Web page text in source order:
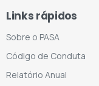
Links rápidos
Sobre o PASA
Código de Conduta
Relatório Anual